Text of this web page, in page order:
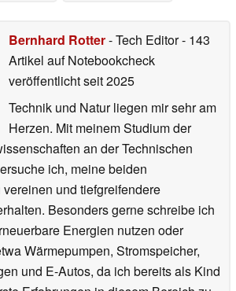
Bernhard Rotter- Tech Editor- 143
Artikel auf Notebookcheck
veröffentlichtseit 2025
Technik und Natur liegen mir sehr am
Herzen. Mit meinem Studium der
an der Technischen
ich, meine beiden
und tiefgreifendere
Besonders gerne schreibe ich
Energien nutzen oder
Wärmepumpen, Stromspeicher,
und E-Autos, da ich bereits als Kind